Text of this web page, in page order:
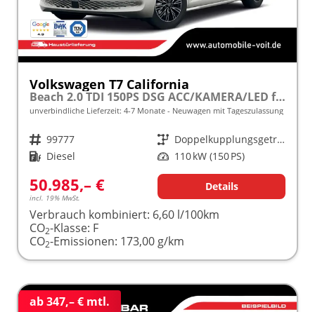
Volkswagen T7 California
Beach 2.0 TDI 150PS DSG ACC/KAMERA/LED frei konfigurierbar!
unverbindliche Lieferzeit: 4-7 Monate Neuwagen mit Tageszulassung
Fahrzeugnr. 99777 Getriebe
Doppelkupplungsgetriebe (DSG)
Kraftstoff Diesel Leistung 110 kW (150 PS)
50.985,– €
incl. 19% MwSt.
Details
Verbrauch kombiniert: 6,60 l/100km
CO2-Klasse: F
CO2-Emissionen: 173,00 g/km
ab 347,– € mtl.